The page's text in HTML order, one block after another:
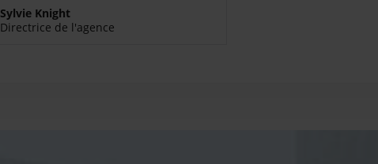
Sylvie Knight
Directrice de l'agence